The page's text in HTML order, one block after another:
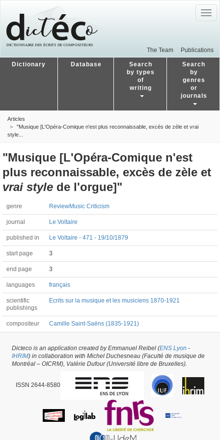
The Team Publications
Dictionary Database
Search
by types
of
writing
Search
by
genres
or
journals
Articles
"Musique [L'Opéra-Comique n'est plus reconnaissable, excès de zèle et vrai
style...
"Musique [L'Opéra-Comique n'est
plus reconnaissable, excès de zèle et
vrai style de l'orgue]"
genre ReviewMusic Criticism
journal Le Voltaire
published in Le Voltaire - 471 - 19/10/1879
start page 3
end page 3
languages français
scientific
publishings
Ecrits sur la musique et les musiciens 1870-1921
compositeur Camille Saint-Saëns (1835-1921)
Article #33459 - latest update on 29/05/2026,created on 15/05/2018 by
Prioleau
Dicteco is an application created by Emmanuel Reibel (ENS Lyon -
IHRIM) in collaboration with Michel Duchesneau (Faculté de musique de
Montréal – OICRM), Valérie Dufour (Université libre de Bruxelles).
ISSN 2644-8580